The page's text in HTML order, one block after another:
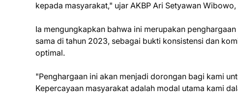
kepada masyarakat," ujar AKBP Ari Setyawan
Ia mengungkapkan bahwa ini merupakan
sama di tahun 2023, sebagai bukti konsistensi dan
optimal.
"Penghargaan ini akan menjadi dorongan bagi kami
Kepercayaan masyarakat adalah modal utama kami